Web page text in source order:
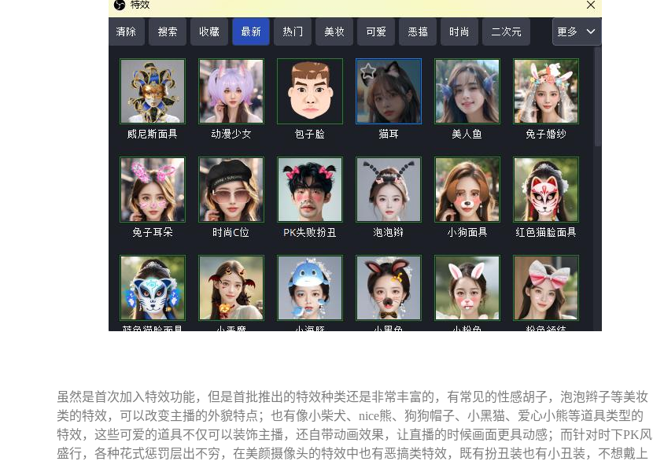
虽然是首次加入特效功能，但是首批推出的特效种类还是非常丰富的，有常见的性感胡子，泡泡辫子等美妆
类的特效，可以改变主播的外貌特点；也有像小柴犬、nice熊、狗狗帽子、小黑猫、爱心小熊等道具类型的
特效，这些可爱的道具不仅可以装饰主播，还自带动画效果，让直播的时候画面更具动感；而针对时下PK风
盛行，各种花式惩罚层出不穷，在美颜摄像头的特效中也有恶搞类特效，既有扮丑装也有小丑装，不想戴上